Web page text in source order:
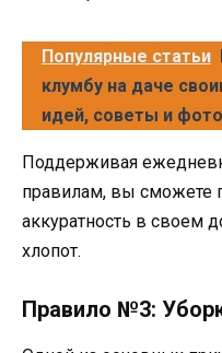
Популярные статьи
клумбу на даче
идей, советы и фото
Поддерживая
правилам, вы сможете
аккуратность в своем
хлопот.
Правило №3: